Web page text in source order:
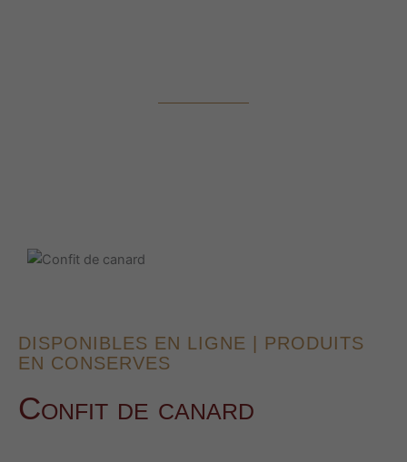
DISPONIBLES EN LIGNE
PRODUITS
EN CONSERVES
Confit de canard